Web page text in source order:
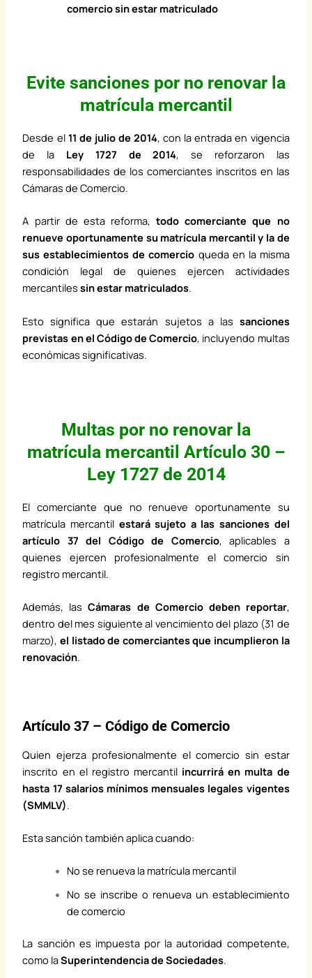
comercio sin estar matriculado
Evite sanciones por no renovar la
matrícula mercantil
Desde el 11 de julio de 2014, con la entrada en vigencia
de la Ley 1727 de 2014, se reforzaron las
responsabilidades de los comerciantes inscritos en las
Cámaras de Comercio.
A partir de esta reforma,todo comerciante que no
renueve oportunamente su matrícula mercantil y la de
sus establecimientos de comercio queda en la misma
condición legal de quienes ejercen actividades
mercantilessin estar matriculados.
Esto significa que estarán sujetos a las sanciones
previstas en el Código de Comercio, incluyendo multas
económicas significativas.
Multas por no renovar la
matrícula mercantil Artículo 30 –
Ley 1727 de 2014
El comerciante que no renueve oportunamente su
matrícula mercantil estará sujeto a las sanciones del
artículo 37 del Código de Comercio, aplicables a
quienes ejercen profesionalmente el comercio sin
registro mercantil.
Además, lasCámaras de Comercio deben reportar,
dentro del mes siguiente al vencimiento del plazo (31 de
marzo),el listado de comerciantes que incumplieron la
renovación.
Artículo 37 – Código de Comercio
Quien ejerza profesionalmente el comercio sin estar
inscrito en el registro mercantil incurrirá en multa de
hasta 17 salarios mínimos mensuales legales vigentes
(SMMLV).
Esta sanción también aplica cuando:
No se renueva la matrícula mercantil
No se inscribe o renueva un establecimiento
de comercio
La sanción es impuesta por la autoridad competente,
como laSuperintendencia de Sociedades.